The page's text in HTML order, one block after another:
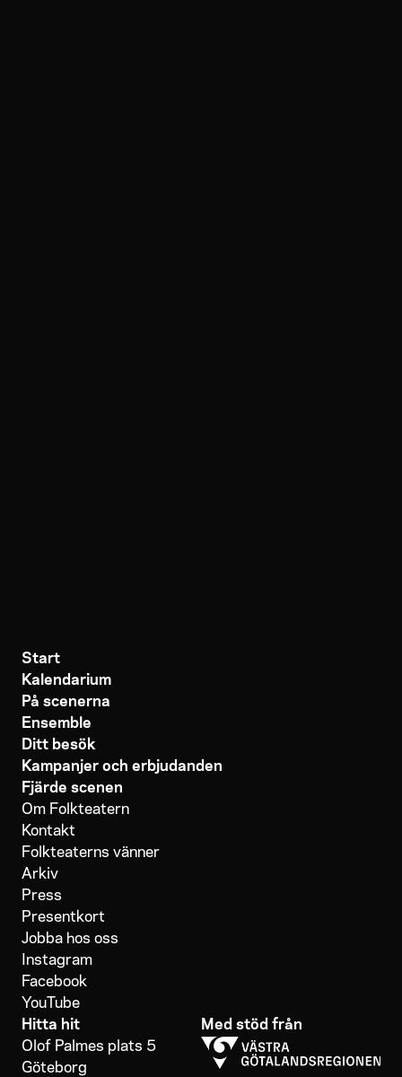
Start
Kalendarium
På scenerna
Ensemble
Ditt besök
Kampanjer och erbjudanden
Fjärde scenen
Om Folkteatern
Kontakt
Folkteaterns vänner
Arkiv
Press
Presentkort
Jobba hos oss
Instagram
Facebook
YouTube
Hitta hit
Olof Palmes plats 5
Göteborg
Med stöd från